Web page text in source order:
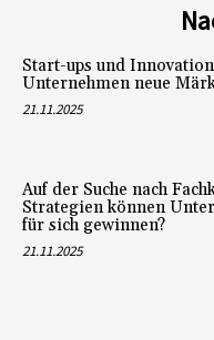
Start-ups und
Unternehmen neue
21.11.2025
Auf der Suche nach
Strategien können
für sich gewinnen?
21.11.2025